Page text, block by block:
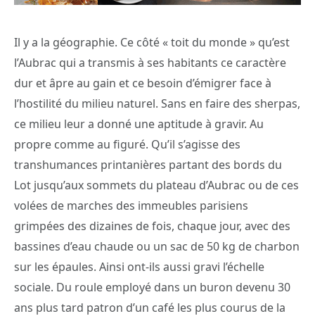
Il y a la géographie. Ce côté « toit du monde » qu’est
l’Aubrac qui a transmis à ses habitants ce caractère
dur et âpre au gain et ce besoin d’émigrer face à
l’hostilité du milieu naturel. Sans en faire des sherpas,
ce milieu leur a donné une aptitude à gravir. Au
propre comme au figuré. Qu’il s’agisse des
transhumances printanières partant des bords du
Lot jusqu’aux sommets du plateau d’Aubrac ou de ces
volées de marches des immeubles parisiens
grimpées des dizaines de fois, chaque jour, avec des
bassines d’eau chaude ou un sac de 50 kg de charbon
sur les épaules. Ainsi ont-ils aussi gravi l’échelle
sociale. Du roule employé dans un buron devenu 30
ans plus tard patron d’un café les plus courus de la